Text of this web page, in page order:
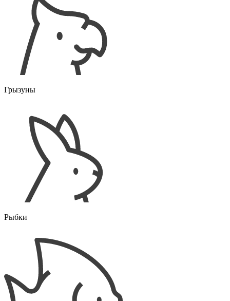
Грызуны
Рыбки